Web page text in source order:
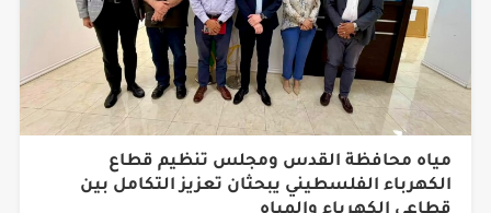
مياه محافظة القدس ومجلس تنظيم قطاع
الكهرباء الفلسطيني يبحثان تعزيز التكامل بين